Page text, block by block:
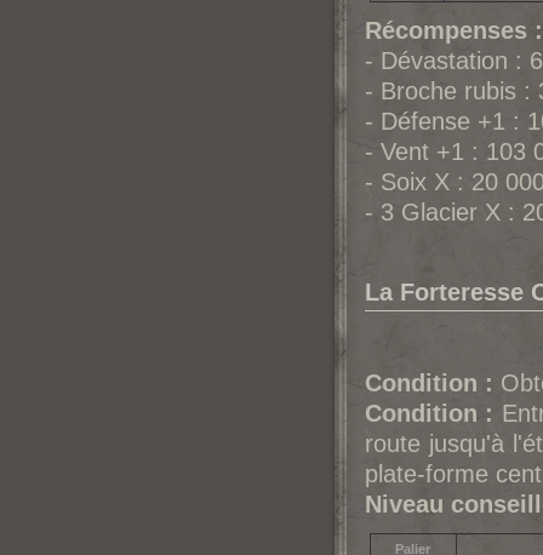
Récompenses :
- Dévastation :
- Broche rubis :
- Défense +1 :
- Vent +1 : 103
- Soix X : 20
- 3 Glacier X :
La Forteresse
Condition :
Condition :
route jusqu'à
plate-forme
Niveau
Palier